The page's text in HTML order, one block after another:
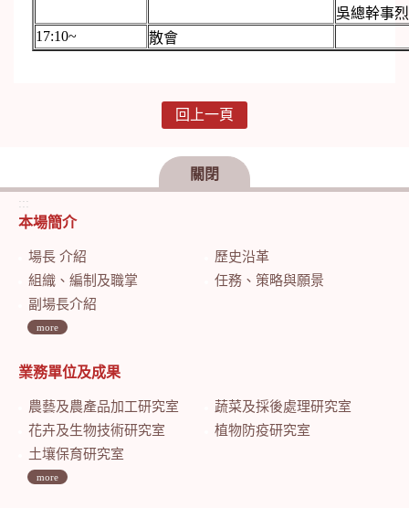
吳總幹事
17:10~
散會
回上一頁
關閉
:::
本場簡介
場長 介紹
歷史沿革
組織、編制及職掌
任務、策略與願景
副場長介紹
more
業務單位及成果
農藝及農產品加工研究室
蔬菜及採後處理研究室
花卉及生物技術研究室
植物防疫研究室
土壤保育研究室
more